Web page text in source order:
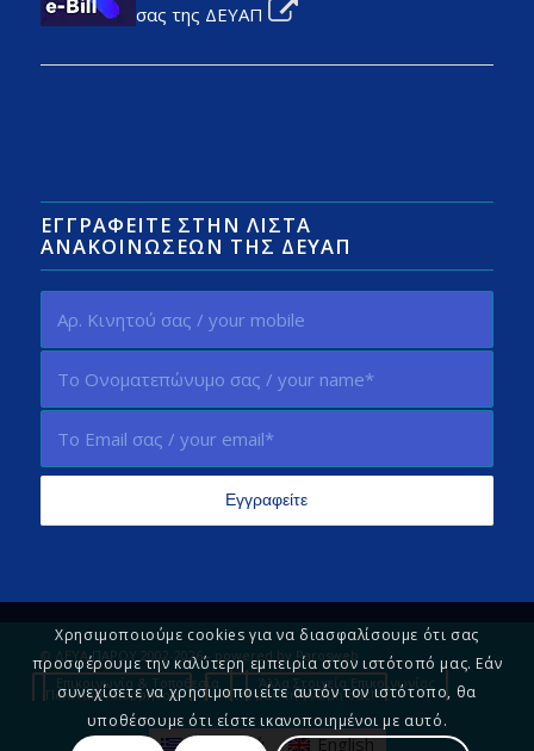
σας της ΔΕΥΑΠ
ΕΓΓΡΑΦΕΊΤΕ ΣΤΗΝ ΛΊΣΤΑ
ΑΝΑΚΟΙΝΏΣΕΩΝ ΤΗΣ ΔΕΥΑΠ
© ΔΕΥΑ ΠΑΡΟΥ 2002-2026 - powered by Parosweb
Επικοινωνία & Τοποθεσία
Άλλα Στοιχεία Επικοινωνίας
Πολιτική Απορρήτου Πείτε μας τη γνώμη σας!
Χρησιμοποιούμε cookies για να διασφαλίσουμε ότι σας
προσφέρουμε την καλύτερη εμπειρία στον ιστότοπό μας. Εάν
συνεχίσετε να χρησιμοποιείτε αυτόν τον ιστότοπο, θα
υποθέσουμε ότι είστε ικανοποιημένοι με αυτό.
Ελληνικά English